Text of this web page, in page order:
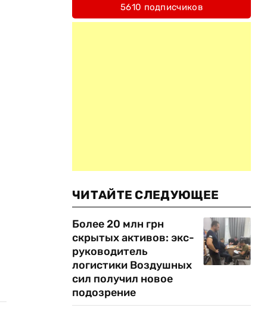
5610 подписчиков
ЧИТАЙТЕ СЛЕДУЮЩЕЕ
Более 20 млн грн
скрытых активов: экс-
руководитель
логистики Воздушных
сил получил новое
подозрение